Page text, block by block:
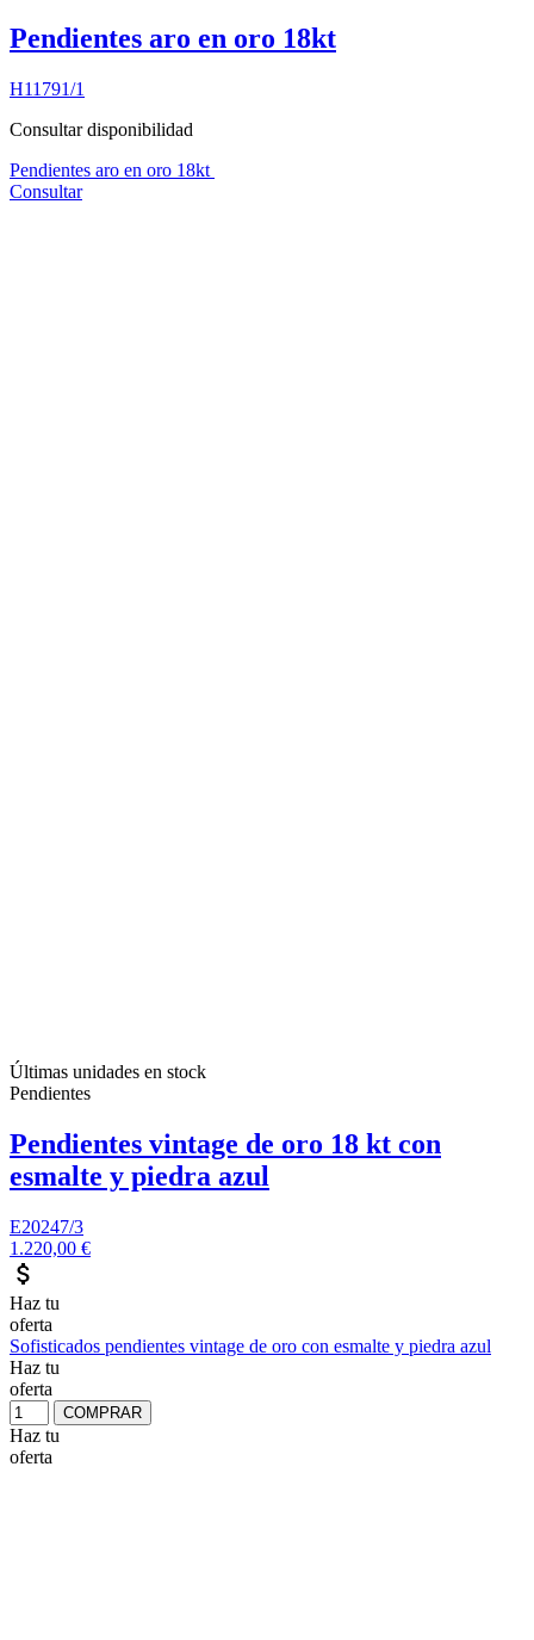
Pendientes aro en oro 18kt
H11791/1
Consultar disponibilidad
Pendientes aro en oro 18kt
Consultar
Últimas unidades en stock
Pendientes
Pendientes vintage de oro 18 kt con
esmalte y piedra azul
E20247/3
1.220,00 €
attach_money
Haz tu
oferta
Sofisticados pendientes vintage de oro con esmalte y piedra azul
Haz tu
oferta
COMPRAR
Haz tu
oferta